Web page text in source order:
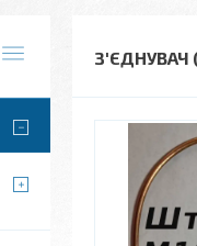
З'ЄДНУВАЧ